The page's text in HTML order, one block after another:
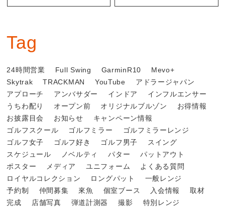
Tag
24時間営業 Full Swing GarminR10
Mevo+
Skytrak
TRACKMAN YouTube
アドラージャパン
アプローチ
アンバサダー インドア
インフルエンサー
うちわ配り
オープン前 オリジナルブルゾン
お得情報
お披露目会
お知らせ
キャンペーン情報
ゴルフスクール
ゴルフミラー
ゴルフミラーレンジ
ゴルフ女子
ゴルフ好き ゴルフ男子
スイング
スケジュール
ノベルティ パター
パットアウト
ポスター
メディア ユニフォーム
よくある質問
ロイヤルコレクション
ロングパット
一般レンジ
予約制
仲間募集 來魚 個室ブース 入会情報
取材
完成
店舗写真 弾道計測器 撮影
特別レンジ